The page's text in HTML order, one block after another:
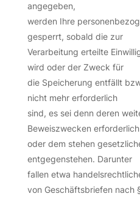
angegeben,
werden Ihre
gesperrt, sobald die zur
Verarbeitung erteilte
wird oder der Zweck für
die Speicherung entfällt
nicht mehr erforderlich
sind, es sei denn deren
Beweiszwecken erforderlich
oder dem stehen
entgegenstehen. Darunter
fallen etwa
von Geschäftsbriefen nach